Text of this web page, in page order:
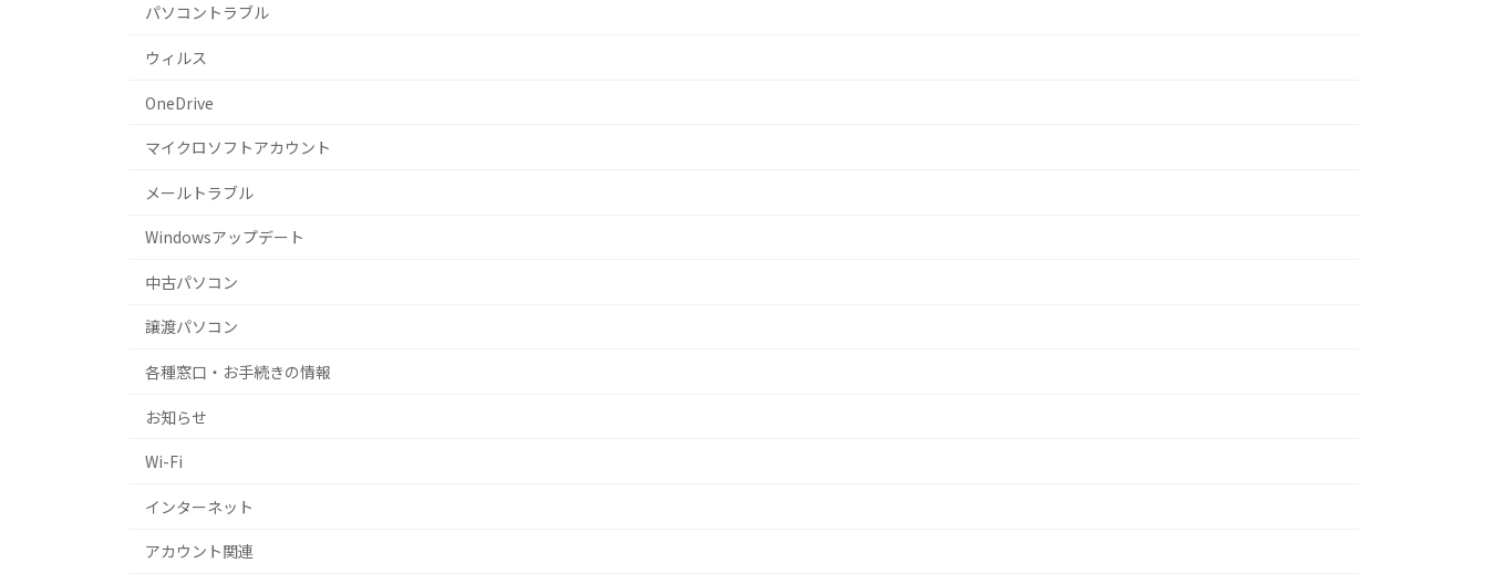
パソコントラブル
ウィルス
OneDrive
マイクロソフトアカウント
メールトラブル
Windowsアップデート
中古パソコン
譲渡パソコン
各種窓口・お手続きの情報
お知らせ
Wi-Fi
インターネット
アカウント関連